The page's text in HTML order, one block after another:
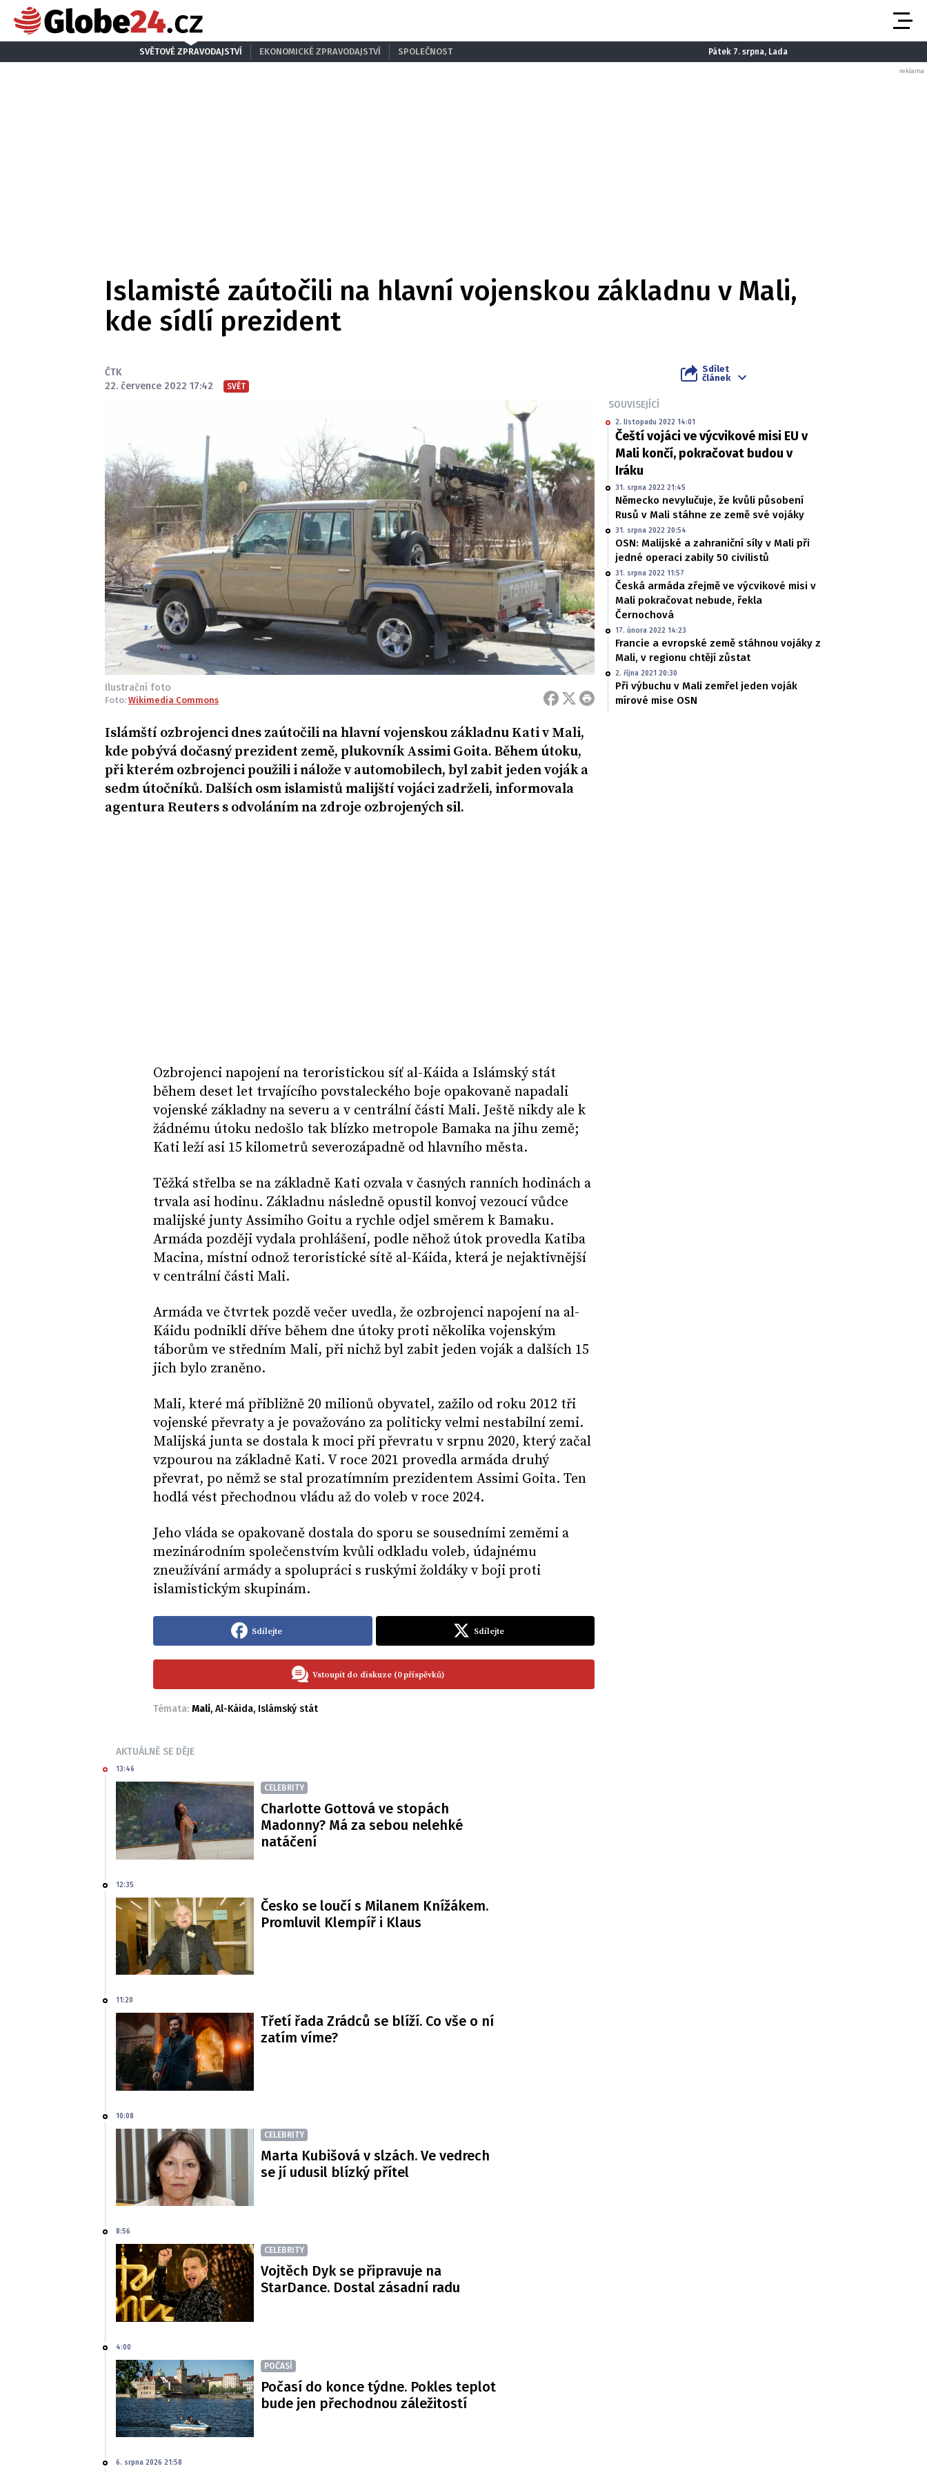
SVĚTOVÉ ZPRAVODAJSTVÍ EKONOMICKÉ ZPRAVODAJSTVÍ SPOLEČNOST Pátek 7. srpna, Lada
Islamisté zaútočili na hlavní vojenskou základnu v Mali,
kde sídlí prezident
ČTK
22. července 2022 17:42
SVĚT
Sdílet
článek
Ilustrační foto
Foto: Wikimedia Commons
Islámští ozbrojenci dnes zaútočili na hlavní vojenskou základnu Kati v Mali,
kde pobývá dočasný prezident země, plukovník Assimi Goita. Během útoku,
při kterém ozbrojenci použili i nálože v automobilech, byl zabit jeden voják a
sedm útočníků. Dalších osm islamistů malijští vojáci zadrželi, informovala
agentura Reuters s odvoláním na zdroje ozbrojených sil.
Ozbrojenci napojení na teroristickou síť al-Káida a Islámský stát
během deset let trvajícího povstaleckého boje opakovaně napadali
vojenské základny na severu a v centrální části Mali. Ještě nikdy ale k
žádnému útoku nedošlo tak blízko metropole Bamaka na jihu země;
Kati leží asi 15 kilometrů severozápadně od hlavního města.
Těžká střelba se na základně Kati ozvala v časných ranních hodinách a
trvala asi hodinu. Základnu následně opustil konvoj vezoucí vůdce
malijské junty Assimiho Goitu a rychle odjel směrem k Bamaku.
Armáda později vydala prohlášení, podle něhož útok provedla Katiba
Macina, místní odnož teroristické sítě al-Káida, která je nejaktivnější
v centrální části Mali.
Armáda ve čtvrtek pozdě večer uvedla, že ozbrojenci napojení na al-
Káidu podnikli dříve během dne útoky proti několika vojenským
táborům ve středním Mali, při nichž byl zabit jeden voják a dalších 15
jich bylo zraněno.
Mali, které má přibližně 20 milionů obyvatel, zažilo od roku 2012 tři
vojenské převraty a je považováno za politicky velmi nestabilní zemi.
Malijská junta se dostala k moci při převratu v srpnu 2020, který začal
vzpourou na základně Kati. V roce 2021 provedla armáda druhý
převrat, po němž se stal prozatímním prezidentem Assimi Goita. Ten
hodlá vést přechodnou vládu až do voleb v roce 2024.
Jeho vláda se opakovaně dostala do sporu se sousedními zeměmi a
mezinárodním společenstvím kvůli odkladu voleb, údajnému
zneužívání armády a spolupráci s ruskými žoldáky v boji proti
islamistickým skupinám.
Sdílejte Sdílejte
Vstoupit do diskuze (0 příspěvků)
Témata: Mali, Al-Káida, Islámský stát
SOUVISEJÍCÍ
2. listopadu 2022 14:01
Čeští vojáci ve výcvikové misi EU v
Mali končí, pokračovat budou v
Iráku
31. srpna 2022 21:45
Německo nevylučuje, že kvůli působení
Rusů v Mali stáhne ze země své vojáky
31. srpna 2022 20:54
OSN: Malijské a zahraniční síly v Mali při
jedné operaci zabily 50 civilistů
31. srpna 2022 11:57
Česká armáda zřejmě ve výcvikové misi v
Mali pokračovat nebude, řekla
Černochová
17. února 2022 14:23
Francie a evropské země stáhnou vojáky z
Mali, v regionu chtějí zůstat
2. října 2021 20:30
Při výbuchu v Mali zemřel jeden voják
mírové mise OSN
AKTUÁLNĚ SE DĚJE
13:46
CELEBRITY
Charlotte Gottová ve stopách
Madonny? Má za sebou nelehké
natáčení
12:35
Česko se loučí s Milanem Knížákem.
Promluvil Klempíř i Klaus
11:20
Třetí řada Zrádců se blíží. Co vše o ní
zatím víme?
10:08
CELEBRITY
Marta Kubišová v slzách. Ve vedrech
se jí udusil blízký přítel
8:56
CELEBRITY
Vojtěch Dyk se připravuje na
StarDance. Dostal zásadní radu
4:00
POČASÍ
Počasí do konce týdne. Pokles teplot
bude jen přechodnou záležitostí
6. srpna 2026 21:58